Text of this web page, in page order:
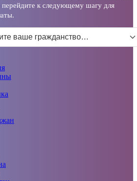
перейдите к следующему шагу для
ваше гражданство…